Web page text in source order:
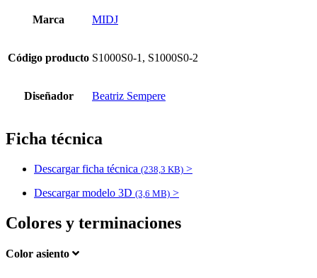
Marca MIDJ
Código producto S1000S0-1, S1000S0-2
Diseñador Beatriz Sempere
Ficha técnica
Descargar ficha técnica (238,3 KB) >
Descargar modelo 3D (3,6 MB) >
Colores y terminaciones
Color asiento